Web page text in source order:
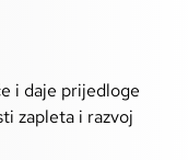
i daje prijedloge
zapleta i razvoj